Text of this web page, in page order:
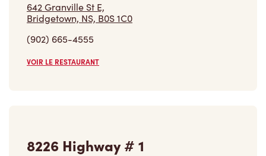
642 Granville St E,
Bridgetown, NS, B0S 1C0
(902) 665-4555
VOIR LE RESTAURANT
8226 Highway # 1